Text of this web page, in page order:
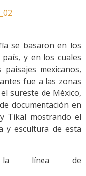
se basaron en los
y en los cuales
mexicanos,
fue a las zonas
sureste de México,
documentación en
Tikal mostrando el
y escultura de esta
la línea de